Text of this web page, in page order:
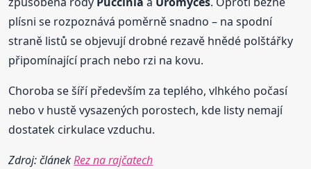
plísni se rozpoznává poměrně snadno – na spodní
straně listů se objevují drobné rezavě hnědé polštářky
připomínající prach nebo rzi na kovu.
Choroba se šíří především za teplého, vlhkého počasí
nebo v hustě vysazených porostech, kde listy nemají
dostatek cirkulace vzduchu.
Zdroj: článekRez na rajčatech